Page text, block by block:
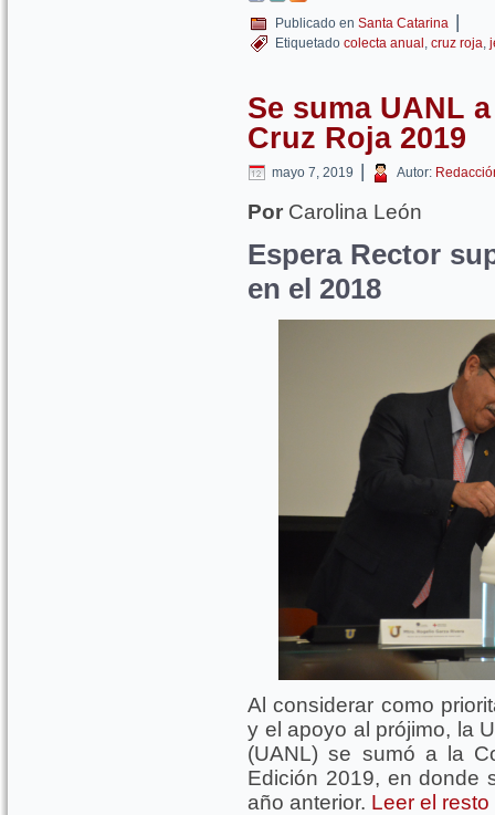
Publicado en Santa Catarina |
Etiquetado colecta anual , cruz roja,
Se suma UANL
Cruz Roja 2019
mayo 7, 2019 | Autor:
Por Carolina León
Espera Rector
en el 2018
Al considerar como
y el apoyo al prójimo, la
(UANL) se sumó a la
Edición 2019, en donde
año anterior. Leer el